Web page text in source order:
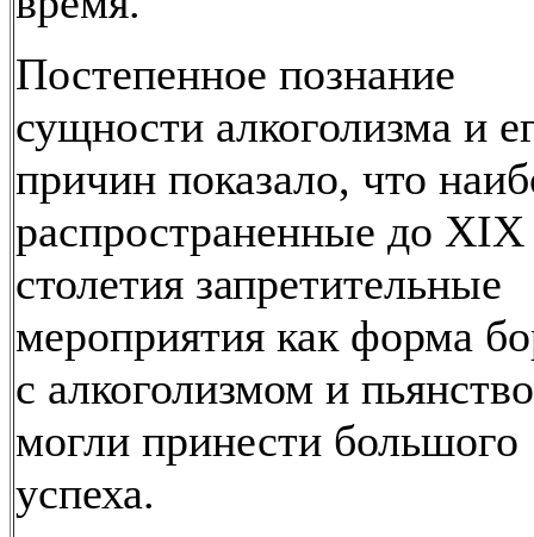
Постепенное познание
сущности алкоголизма и
причин показало, что
распространенные до XIX
столетия запретительные
мероприятия как форма
с алкоголизмом и
могли принести большого
успеха.